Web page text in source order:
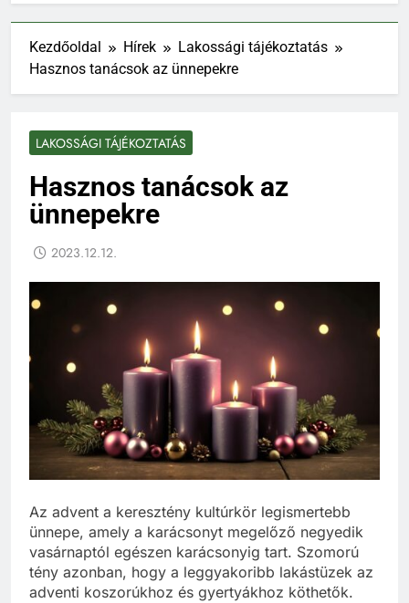
Kezdőoldal Hírek
Lakossági tájékoztatás
Hasznos tanácsok az ünnepekre
LAKOSSÁGI TÁJÉKOZTATÁS
Hasznos tanácsok az
ünnepekre
2023.12.12.
Az advent a keresztény kultúrkör legismertebb
ünnepe, amely a karácsonyt megelőző negyedik
vasárnaptól egészen karácsonyig tart. Szomorú
tény azonban, hogy a leggyakoribb lakástüzek az
adventi koszorúkhoz és gyertyákhoz köthetők.